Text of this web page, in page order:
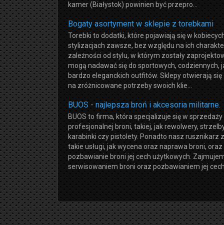
kamer (Białystok) powinien być przepro...
Bogaty asortyment w sklepie z torebkami
Torebki to dodatki, które pojawiają się w
stylizacjach zawsze, bez względu na ich
zależności od stylu, w którym zostały
mogą nadawać się do sportowych, codziennych,
bardzo eleganckich outfitów. Sklepy otwierają się
na zróżnicowane potrzeby swoich klie...
BUOS - najlepsza broń i akcesoria militarne.
BUOS to firma, która specjalizuje się w sprzedaży
profesjonalnej broni, takiej, jak rewolwery,
karabinki czy pistolety. Ponadto nasz rusznikarz
takie usługi, jak wycena oraz naprawa broni, oraz
pozbawianie broni jej cech użytkowych.
serwisowaniem broni oraz pozbawianiem jej